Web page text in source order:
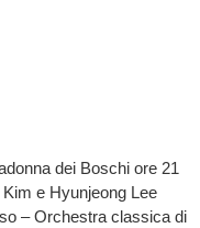
dei Boschi ore 21
e Hyunjeong Lee
– Orchestra classica di